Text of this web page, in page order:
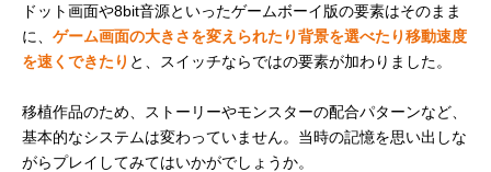
ドット画面や8bit音源といったゲームボーイ版の要素はそのまま
に、 ゲーム画面の大きさを変えられたり背景を選べたり移動速度
を速くできたり と、スイッチならではの要素が加わりました。
移植作品のため、ストーリーやモンスターの配合パターンなど、
基本的なシステムは変わっていません。当時の記憶を思い出しな
がらプレイしてみてはいかがでしょうか。